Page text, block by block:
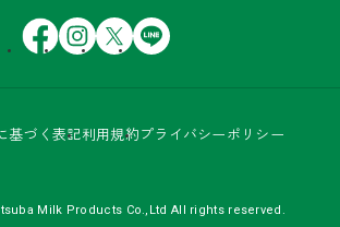
FacebookInstagram
X LINE
基づく表記利用規約 プライバシーポリシー
Milk Products Co.,Ltd All rights reserved.